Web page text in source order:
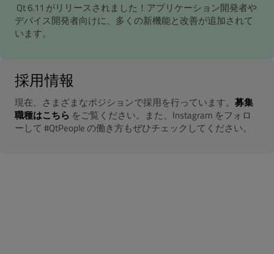
Qt 6.11 がリリースされました！アプリケーション開発者や
デバイス開発者向けに、多くの新機能と改善が追加されて
います。
採用情報
現在、さまざまなポジションで採用を行っています。 募集
職種はこちら をご覧ください。また、Instagram をフォロ
ーして #QtPeople の働き方もぜひチェックしてください。